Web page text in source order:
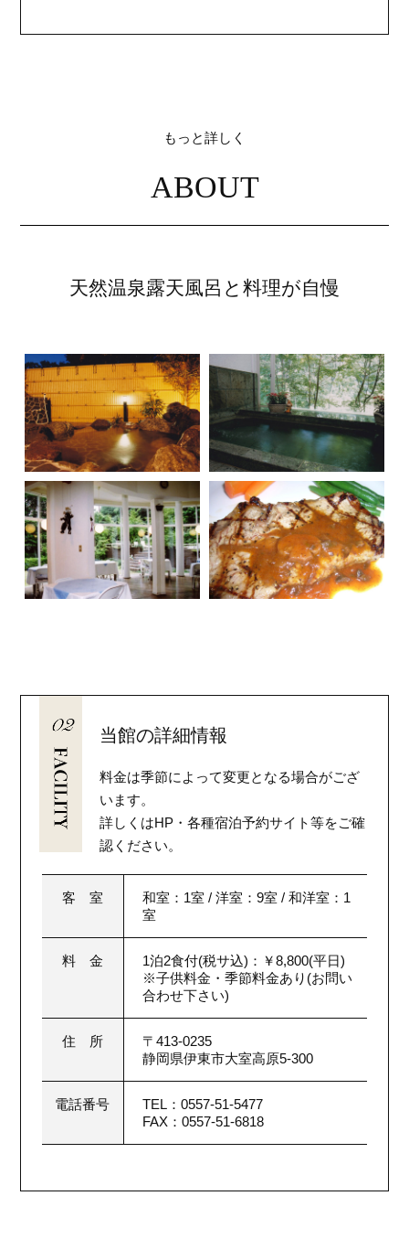
もっと詳しく
ABOUT
天然温泉露天風呂と料理が自慢
当館の詳細情報
料金は季節によって変更となる場合がござ
います。
詳しくはHP・各種宿泊予約サイト等をご確
認ください。
客 室
和室：1室 / 洋室：9室 / 和洋室：1
室
料 金
1泊2食付(税サ込)：￥8,800(平日)
※子供料金・季節料金あり(お問い
合わせ下さい)
住 所
〒413-0235
静岡県伊東市大室高原5-300
電話番号 TEL： 0557-51-5477
FAX：0557-51-6818